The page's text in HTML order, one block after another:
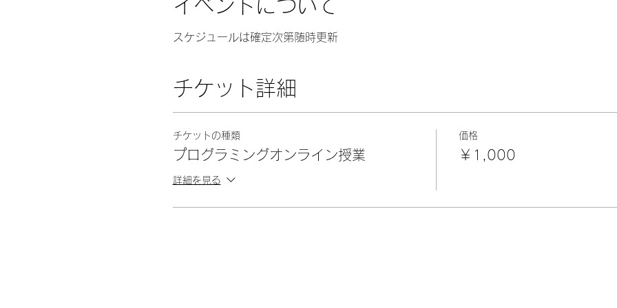
イベントについて
スケジュールは確定次第随時更新
チケット詳細
チケットの種類
プログラミングオンライン授業
詳細を見る
価格
￥1,000